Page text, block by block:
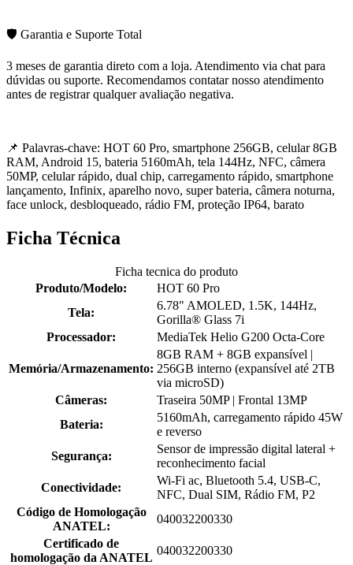
🛡️ Garantia e Suporte Total
3 meses de garantia direto com a loja. Atendimento via chat para
dúvidas ou suporte. Recomendamos contatar nosso atendimento
antes de registrar qualquer avaliação negativa.
📌 Palavras-chave: HOT 60 Pro, smartphone 256GB, celular 8GB
RAM, Android 15, bateria 5160mAh, tela 144Hz, NFC, câmera
50MP, celular rápido, dual chip, carregamento rápido, smartphone
lançamento, Infinix, aparelho novo, super bateria, câmera noturna,
face unlock, desbloqueado, rádio FM, proteção IP64, barato
Ficha Técnica
Ficha tecnica do produto
Produto/Modelo:
HOT 60 Pro
Tela:
6.78" AMOLED, 1.5K, 144Hz,
Gorilla® Glass 7i
Processador:
MediaTek Helio G200 Octa-Core
Memória/Armazenamento:
8GB RAM + 8GB expansível |
256GB interno (expansível até 2TB
via microSD)
Câmeras:
Traseira 50MP | Frontal 13MP
Bateria:
5160mAh, carregamento rápido 45W
e reverso
Segurança:
Sensor de impressão digital lateral +
reconhecimento facial
Conectividade:
Wi-Fi ac, Bluetooth 5.4, USB-C,
NFC, Dual SIM, Rádio FM, P2
Código de Homologação
ANATEL:
040032200330
Certificado de
homologação da ANATEL
040032200330